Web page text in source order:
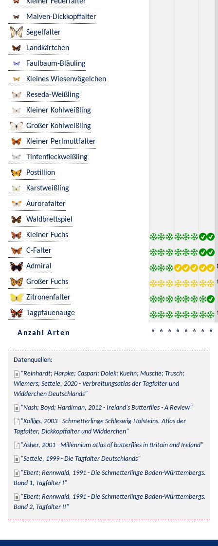
Malven-Dickkopffalter
Segelfalter
Landkärtchen
Faulbaum-Bläuling
Kleines Wiesenvögelchen
Reseda-Weißling
Kleiner Kohlweißling
Großer Kohlweißling
Kleiner Perlmuttfalter
Tintenfleckweißling
Postillion
Karstweißling
Aurorafalter
Waldbrettspiel
Kleiner Fuchs
C-Falter
Admiral
Großer Fuchs
Zitronenfalter
Tagpfauenauge
Anzahl Arten 6 6 6 6 6 6 6 6
Datenquellen:
Reinhardt; Harpke; Caspari; Dolek; Kuehn; Musche; Trusch;
Wiemers; Settele, 2020 - Verbreitungsatlas der Tagfalter und
Widderchen Deutschlands
Nash; Boyd; Hardiman, 2012 - Ireland's Butterflies - A Review
Kolligs, 2003 - Schmetterlinge Schleswig-Holsteins, Atlas der
Tagfalter, Dickkopffalter und Widderchen
Asher, 2001 - Millennium atlas of butterflies in Britain and Ireland
Settele, 1999 - Die Tagfalter Deutschlands
Ebert; Rennwald, 1991 - Die Schmetterlinge Baden-Württembergs.
Band 1, Tagfalter I
Ebert; Rennwald, 1991 - Die Schmetterlinge Baden-Württembergs.
Band 2, Tagfalter II